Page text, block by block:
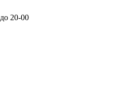
20-00